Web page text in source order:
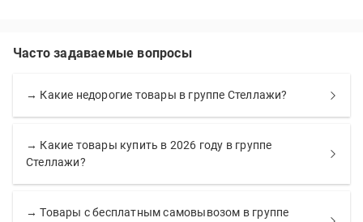
Часто задаваемые вопросы
→ Какие недорогие товары в группе Стеллажи?
→ Какие товары купить в 2026 году в группе
Стеллажи?
→ Товары с бесплатным самовывозом в группе